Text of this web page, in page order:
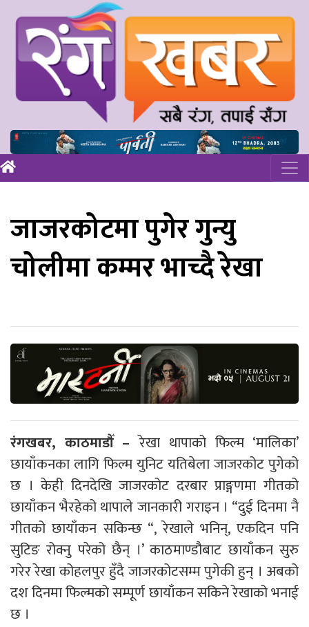
जाजरकोटमा पुगेर गुन्यु
चोलीमा कम्मर भाच्दै रेखा
रंगखबर, काठमाडौँ – रेखा थापाको फिल्म ‘मालिका’
छायाँकनका लागि फिल्म युनिट यतिबेला जाजरकोट पुगेको
छ । केही दिनदेखि जाजरकोट दरबार प्राङ्गणमा गीतको
छायाँकन भैरहेको थापाले जानकारी गराइन । “दुई दिनमा नै
गीतको छायाँकन सकिन्छ “, रेखाले भनिन्, एकदिन पनि
सुटिङ रोक्नु परेको छैन् ।’ काठमाण्डौबाट छायाँकन सुरु
गरेर रेखा कोहलपुर हुँदै जाजरकोटसम्म पुगेकी हुन् । अबको
दश दिनमा फिल्मको सम्पूर्ण छायाँकन सकिने रेखाको भनाई
छ ।